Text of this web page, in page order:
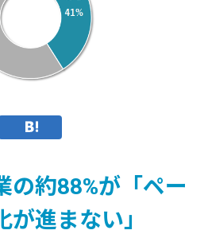
の約88%が「ペー
が進まない」